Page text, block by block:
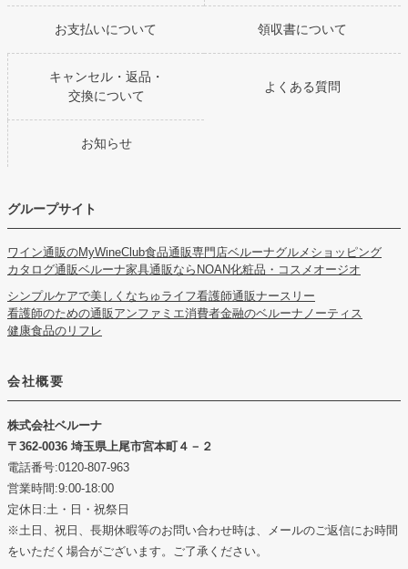
お支払いについて 領収書について
キャンセル・返品・
交換について
よくある質問
お知らせ
グループサイト
ワイン通販のMyWineClub食品通販専門店ベルーナグルメショッピング
カタログ通販ベルーナ家具通販ならNOAN化粧品・コスメオージオ
シンプルケアで美しくなちゅライフ看護師通販ナースリー
看護師のための通販アンファミエ消費者金融のベルーナノーティス
健康食品のリフレ
会社概要
株式会社ベルーナ
362-0036 埼玉県上尾市宮本町４－２
電話番号:0120-807-963
営業時間:9:00-18:00
定休日:土・日・祝祭日
※土日、祝日、長期休暇等のお問い合わせ時は、メールのご返信にお時間
をいただく場合がございます。ご了承ください。